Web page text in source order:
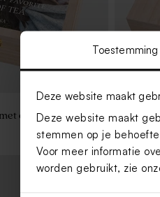
Toestemming
Deze website maakt
Deze website maakt
stemmen op je
Voor meer informatie
worden gebruikt, zie
eigen foto en
en
Nieuw